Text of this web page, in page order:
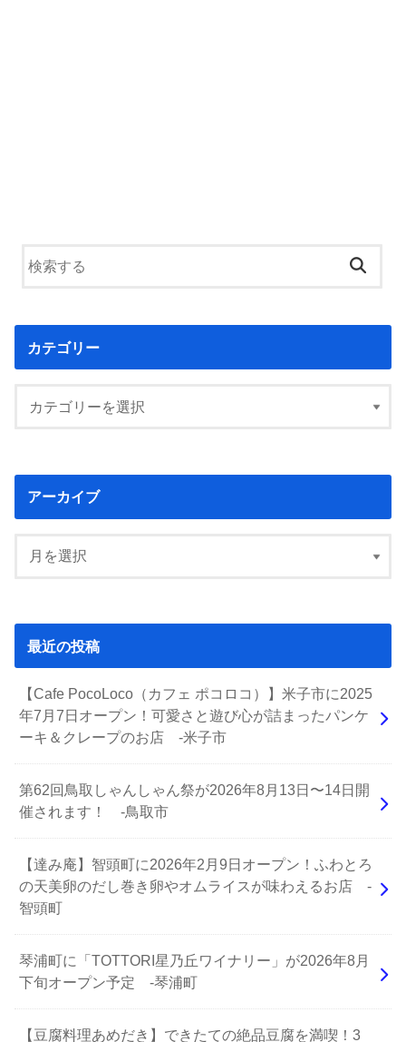
カテゴリー
アーカイブ
最近の投稿
【Cafe PocoLoco（カフェ ポコロコ）】米子市に2025
年7月7日オープン！可愛さと遊び心が詰まったパンケ
ーキ＆クレープのお店 -米子市
第62回鳥取しゃんしゃん祭が2026年8月13日〜14日開
催されます！ -鳥取市
【達み庵】智頭町に2026年2月9日オープン！ふわとろ
の天美卵のだし巻き卵やオムライスが味わえるお店 -
智頭町
琴浦町に「TOTTORI星乃丘ワイナリー」が2026年8月
下旬オープン予定 -琴浦町
【豆腐料理あめだき】できたての絶品豆腐を満喫！3